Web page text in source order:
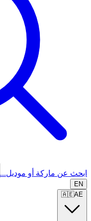
ابحث عن ماركة أو موديل...
EN
🇦🇪AE